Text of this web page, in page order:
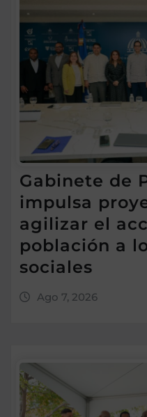
Gabinete de
impulsa
agilizar el
población a
sociales
Ago 7, 2026